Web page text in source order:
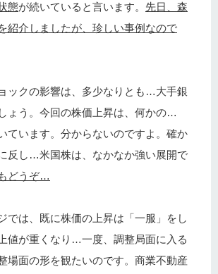
態が続いていると言います。 先日、森
紹介しましたが、珍しい事例なので
ックの影響は、多少なりとも…大手銀
ょう。今回の株価上昇は、何かの…
ています。分からないのですよ。確か
反し…米国株は、なかなか強い展開で
どうぞ…
では、既に株価の上昇は「一服」をし
値が重くなり…一度、調整局面に入る
場面の形を観たいのです。商業不動産